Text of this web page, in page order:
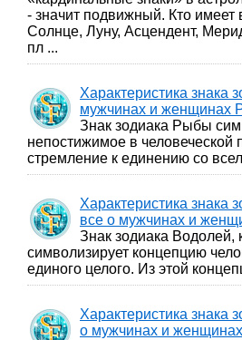
- значит подвижный. Кто имеет
Солнце, Луну, Асцендент,
пл ...
Характеристика знака
мужчинах и женщинах
Знак зодиака Рыбы
непостижимое в человеческой
стремление к единению со
Характеристика знака
все о мужчинах и
Знак зодиака Водолей,
символизирует концепцию
единого целого. Из этой
Характеристика знака
о мужчинах и женщинах